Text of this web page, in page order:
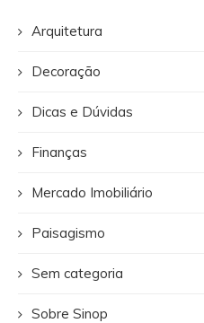
Arquitetura
Decoração
Dicas e Dúvidas
Finanças
Mercado Imobiliário
Paisagismo
Sem categoria
Sobre Sinop